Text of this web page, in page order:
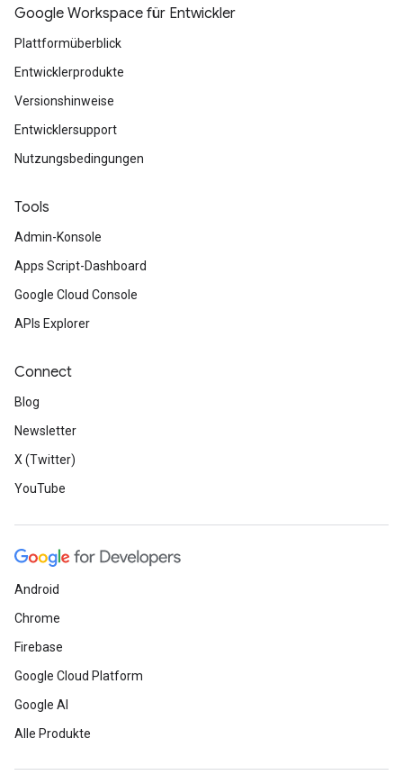
Google Workspace für Entwickler
Plattformüberblick
Entwicklerprodukte
Versionshinweise
Entwicklersupport
Nutzungsbedingungen
Tools
Admin-Konsole
Apps Script-Dashboard
Google Cloud Console
APIs Explorer
Connect
Blog
Newsletter
X (Twitter)
YouTube
Android
Chrome
Firebase
Google Cloud Platform
Google AI
Alle Produkte